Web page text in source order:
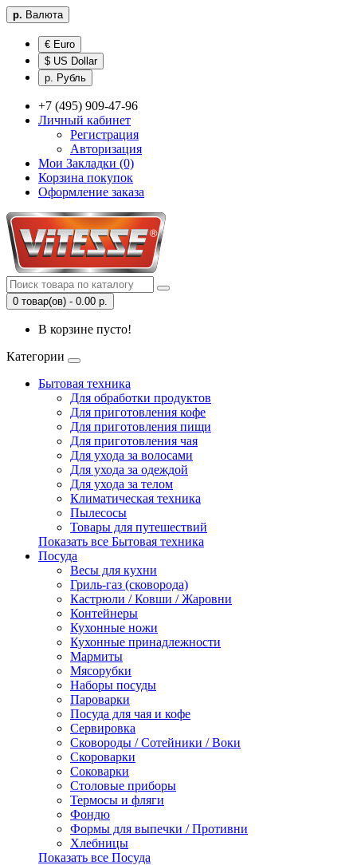
р. Валюта
€ Euro
$ US Dollar
р. Рубль
+7 (495) 909-47-96
Личный кабинет
Регистрация
Авторизация
Мои Закладки (0)
Корзина покупок
Оформление заказа
0 товар(ов) - 0.00 р.
В корзине пусто!
Категории
Бытовая техника
Для обработки продуктов
Для приготовления кофе
Для приготовления пищи
Для приготовления чая
Для ухода за волосами
Для ухода за одеждой
Для ухода за телом
Климатическая техника
Пылесосы
Товары для путешествий
Показать все Бытовая техника
Посуда
Весы для кухни
Гриль-газ (сковорода)
Кастрюли / Ковши / Жаровни
Контейнеры
Кухонные ножи
Кухонные принадлежности
Мармиты
Мясорубки
Наборы посуды
Пароварки
Посуда для чая и кофе
Сервировка
Сковороды / Сотейники / Воки
Скороварки
Соковарки
Столовые приборы
Термосы и фляги
Фондю
Формы для выпечки / Противни
Хлебницы
Показать все Посуда